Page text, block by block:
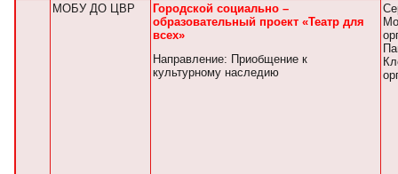
МОБУ ДО ЦВР
Городской социально –
образовательный проект «Театр для
всех»
Направление: Приобщение к
культурному наследию